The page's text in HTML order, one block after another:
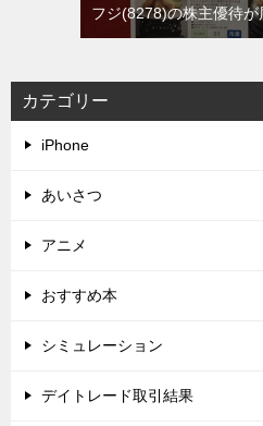
フジ(8278)の株主優待が
カテゴリー
iPhone
あいさつ
アニメ
おすすめ本
シミュレーション
デイトレード取引結果